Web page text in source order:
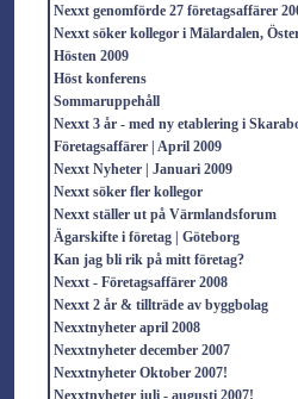
Nexxt genomförde 27 företagsaffärer
Nexxt söker kollegor i Mälardalen,
Hösten 2009
Höst konferens
Sommaruppehåll
Nexxt 3 år - med ny etablering i
Företagsaffärer | April 2009
Nexxt Nyheter | Januari 2009
Nexxt söker fler kollegor
Nexxt ställer ut på Värmlandsforum
Ägarskifte i företag | Göteborg
Kan jag bli rik på mitt företag?
Nexxt - Företagsaffärer 2008
Nexxt 2 år & tillträde av byggbolag
Nexxtnyheter april 2008
Nexxtnyheter december 2007
Nexxtnyheter Oktober 2007!
Nexxtnyheter juli - augusti 2007!